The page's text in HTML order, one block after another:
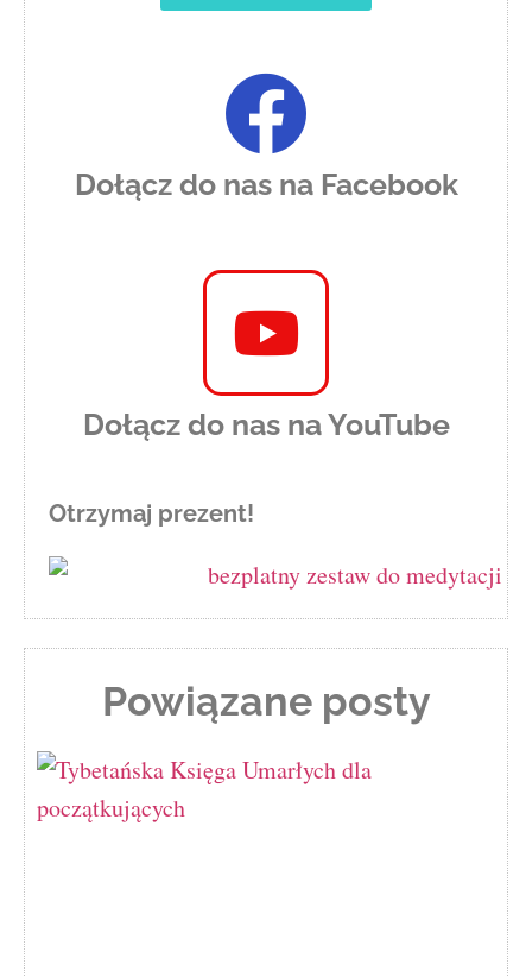
Dołącz do nas na Facebook
Dołącz do nas na YouTube
Otrzymaj prezent!
Powiązane posty